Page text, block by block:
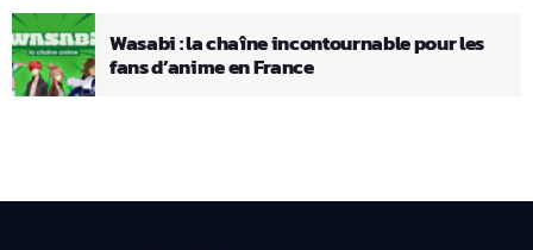
Wasabi : la chaîne incontournable pour les
fans d’anime en France